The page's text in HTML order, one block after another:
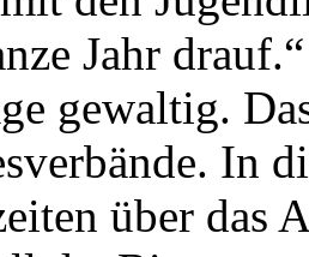
Jahr
gewaltig.
In
über das